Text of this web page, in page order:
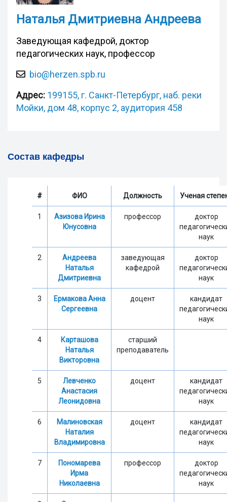
Наталья Дмитриевна Андреева
Заведующая кафедрой, доктор
педагогических наук, профессор
bio@herzen.spb.ru
Адрес: 199155, г. Санкт-Петербург, наб. реки
Мойки, дом 48, корпус 2, аудитория 458
Состав кафедры
# ФИО Должность Ученая
1
Азизова Ирина
Юнусовна
профессор
доктор
наук
2
Андреева
Наталья
Дмитриевна
заведующая
кафедрой
доктор
наук
3
Ермакова Анна
Сергеевна
доцент
кандидат
наук
4
Карташова
Наталья
Викторовна
старший
преподаватель
5
Левченко
Анастасия
Леонидовна
доцент
кандидат
наук
6
Малиновская
Наталия
Владимировна
доцент
кандидат
наук
7
Пономарева
Ирма
Николаевна
профессор
доктор
наук